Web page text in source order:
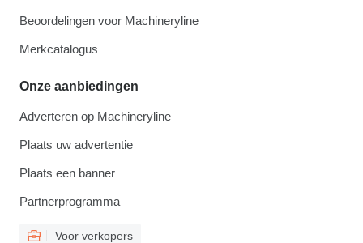
Beoordelingen voor Machineryline
Merkcatalogus
Onze aanbiedingen
Adverteren op Machineryline
Plaats uw advertentie
Plaats een banner
Partnerprogramma
Voor verkopers